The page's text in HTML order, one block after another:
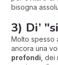
bisogna
3) Di’
Molto spesso
ancora una
profondi ,